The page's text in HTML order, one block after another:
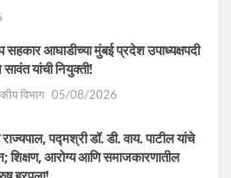
सहकार आघाडीच्या मुंबई प्रदेश उपाध्यक्षपदी
सावंत यांची नियुक्ती!
विभाग 05/08/2026
राज्यपाल, पद्मश्री डॉ. डी. वाय. पाटील यांचे
शिक्षण, आरोग्य आणि समाजकारणातील